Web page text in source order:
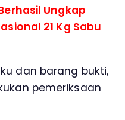
Ungkap
21 Kg Sabu
dan barang bukti,
pemeriksaan